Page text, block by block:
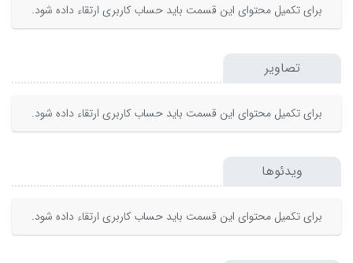
برای تکمیل محتوای این قسمت باید حساب کاربری ارتقاء داده شود.
تصاویر
برای تکمیل محتوای این قسمت باید حساب کاربری ارتقاء داده شود.
ویدئوها
برای تکمیل محتوای این قسمت باید حساب کاربری ارتقاء داده شود.